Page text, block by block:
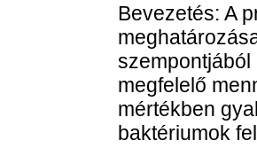
Bevezetés: A
megfelelő
mértékben
baktériumok